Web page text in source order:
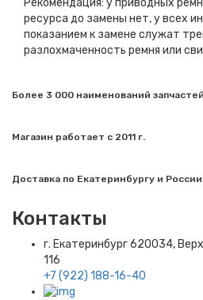
ресурса до замены нет, у всех
показанием к замене служат
разлохмаченность ремня или
Более 3 000 наименований
Магазин работает с 2011 г.
Доставка по Екатеринбургу и
Контакты
г. Екатеринбург​ 620034,
116
+7 (922) 188-16-40